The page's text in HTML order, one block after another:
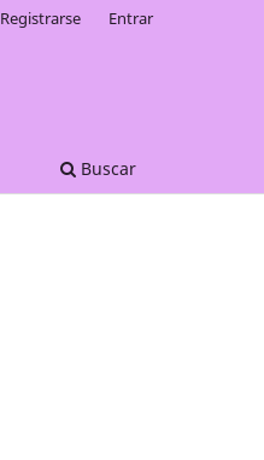
Buscar
Registrarse Entrar